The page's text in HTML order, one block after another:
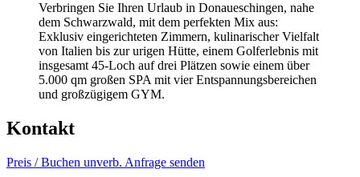
Verbringen Sie Ihren Urlaub in Donaueschingen, nahe
dem Schwarzwald, mit dem perfekten Mix aus:
Exklusiv eingerichteten Zimmern, kulinarischer Vielfalt
von Italien bis zur urigen Hütte, einem Golferlebnis mit
insgesamt 45-Loch auf drei Plätzen sowie einem über
5.000 qm großen SPA mit vier Entspannungsbereichen
und großzügigem GYM.
Kontakt
Preis / Buchen unverb. Anfrage senden